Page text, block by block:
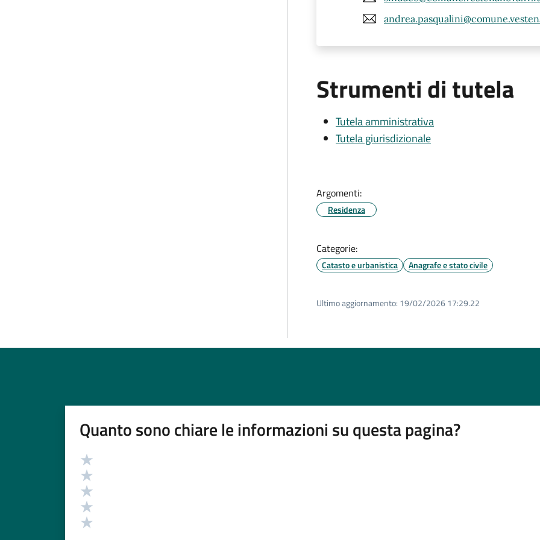
Strumenti di tutela
Tutela amministrativa
Tutela giurisdizionale
Argomenti:
Residenza
Categorie:
Catasto e urbanistica Anagrafe e stato civile
Ultimo aggiornamento: 19/02/2026 17:29.22
Quanto sono chiare le informazioni su questa pagina?
Valutazione